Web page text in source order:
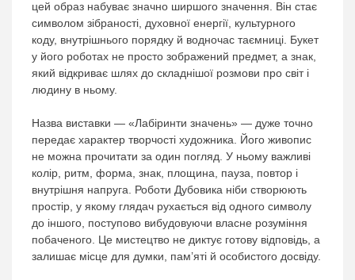
цей образ набуває значно ширшого значення. Він стає
символом зібраності, духовної енергії, культурного
коду, внутрішнього порядку й водночас таємниці. Букет
у його роботах не просто зображений предмет, а знак,
який відкриває шлях до складнішої розмови про світ і
людину в ньому.
Назва виставки — «Лабіринти значень» — дуже точно
передає характер творчості художника. Його живопис
не можна прочитати за один погляд. У ньому важливі
колір, ритм, форма, знак, площина, пауза, повтор і
внутрішня напруга. Роботи Дубовика ніби створюють
простір, у якому глядач рухається від одного символу
до іншого, поступово вибудовуючи власне розуміння
побаченого. Це мистецтво не диктує готову відповідь, а
залишає місце для думки, пам’яті й особистого досвіду.